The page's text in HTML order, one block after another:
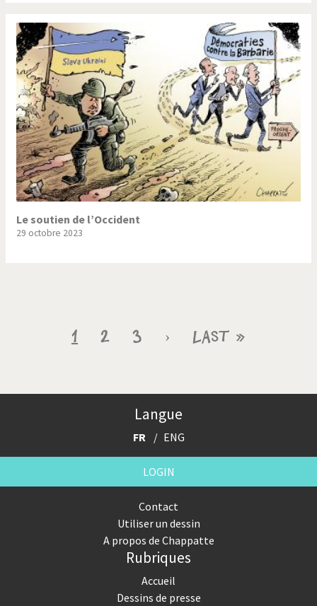
Le soutien de l’Occident
29 octobre 2023
Page
1 Page
2 Page
3
Page
›
Dernière
Last »
Langue
FR ENG
LOGIN
Contact
Utiliser un dessin
A propos de Chappatte
Rubriques
Accueil
Dessins de presse